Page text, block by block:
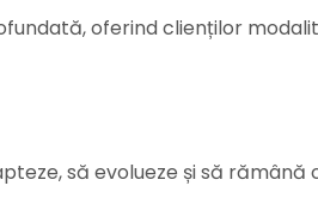
oferind clienților
să evolueze și să